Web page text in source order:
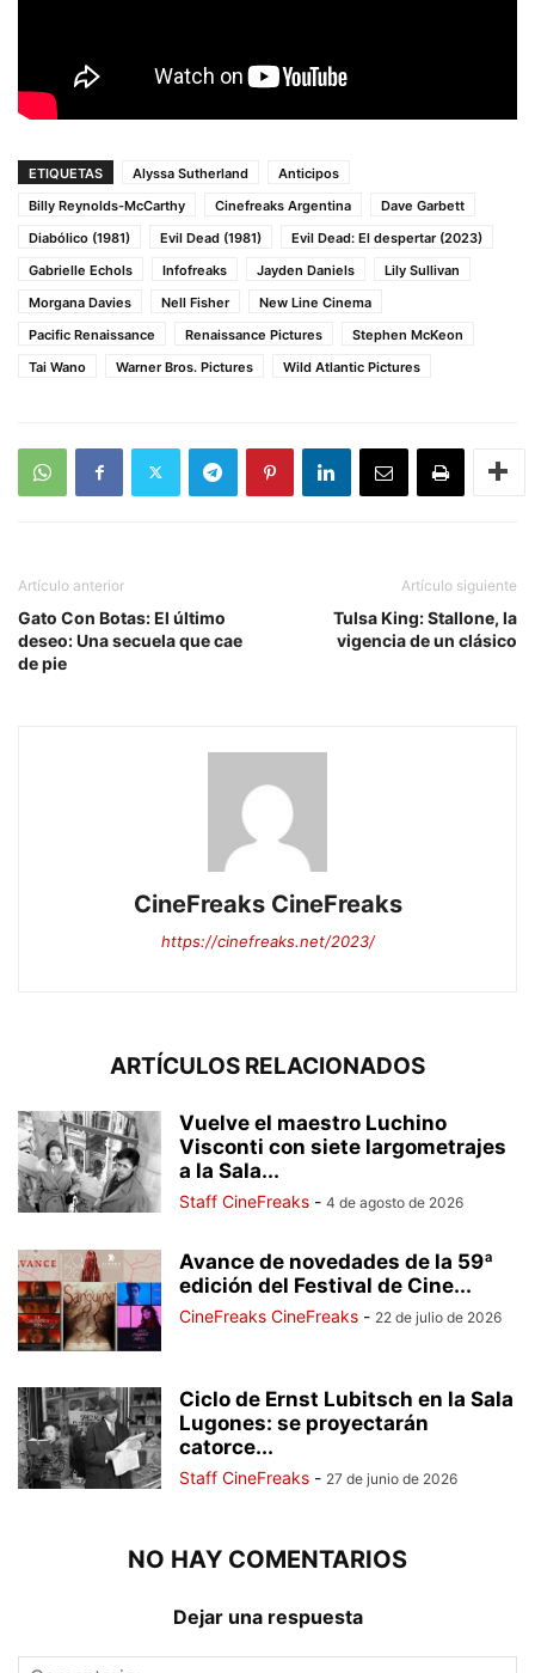
ETIQUETAS Alyssa Sutherland
Anticipos
Billy Reynolds-McCarthy
Cinefreaks Argentina
Dave Garbett
Diabólico (1981)
Evil Dead (1981)
Evil Dead: El despertar (2023)
Gabrielle Echols
Infofreaks Jayden Daniels
Lily Sullivan
Morgana Davies
Nell Fisher
New Line Cinema
Pacific Renaissance
Renaissance Pictures
Stephen McKeon
Tai Wano
Warner Bros. Pictures Wild Atlantic Pictures
Artículo anterior
Gato Con Botas: El último
deseo: Una secuela que cae
de pie
Artículo siguiente
Tulsa King: Stallone, la
vigencia de un clásico
CineFreaks CineFreaks
https://cinefreaks.net/2023/
ARTÍCULOS RELACIONADOS
Vuelve el maestro Luchino
Visconti con siete largometrajes
a la Sala...
Staff CineFreaks - 4 de agosto de 2026
Avance de novedades de la 59ª
edición del Festival de Cine...
CineFreaks CineFreaks - 22 de julio de 2026
Ciclo de Ernst Lubitsch en la Sala
Lugones: se proyectarán
catorce...
Staff CineFreaks - 27 de junio de 2026
NO HAY COMENTARIOS
Dejar una respuesta